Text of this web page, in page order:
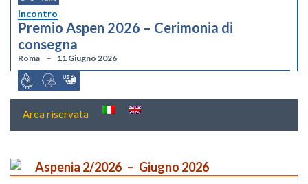
Incontro
Premio Aspen 2026 – Cerimonia di
consegna
Roma 11 Giugno 2026
Area riservata
Aspenia 2/2026 Giugno 2026